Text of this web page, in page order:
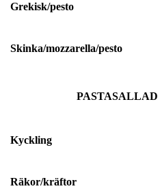
Grekisk/pesto
Skinka/mozzarella/pesto
Kyckling
Räkor/kräftor